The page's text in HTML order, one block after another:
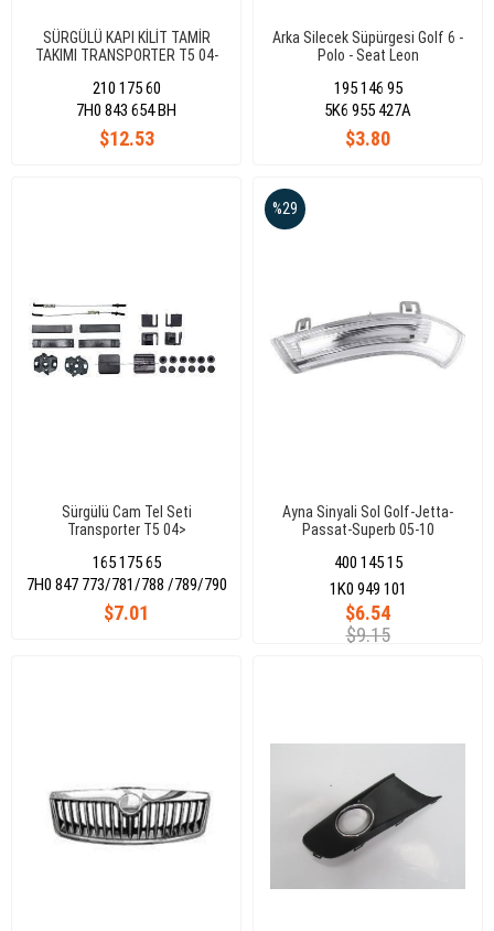
SÜRGÜLÜ KAPI KİLİT TAMİR
TAKIMI TRANSPORTER T5 04-
210 175 60
$12.53
7H0 843 654 BH
Arka Silecek Süpürgesi Golf 6 -
Polo - Seat Leon
195 146 95
$3.80
5K6 955 427A
Sürgülü Cam Tel Seti
Transporter T5 04>
165 175 65
$7.01
7H0 847 773/781/788 /789/790
Ayna Sinyali Sol Golf-Jetta-
Passat-Superb 05-10
400 145 15
$6.54
$9.15
%29
1K0 949 101